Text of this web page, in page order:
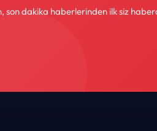
son dakika haberlerinden ilk siz